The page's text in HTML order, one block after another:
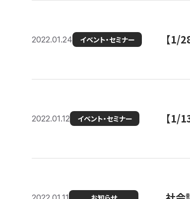
2022.01.24 イベント・セミナー 【1/
2022.01.12 イベント・セミナー 【1/